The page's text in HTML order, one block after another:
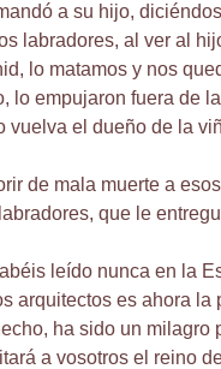
a su hijo,
labradores, al ver al
lo matamos y nos
lo empujaron fuera de
vuelva el dueño de la
de mala muerte a
que le
leído nunca en la
arquitectos es ahora la
ha sido un milagro
a vosotros el reino